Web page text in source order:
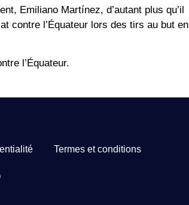
Emiliano Martínez, d’autant plus qu’il
contre l’Équateur lors des tirs au but en
l’Équateur.
Termes et conditions